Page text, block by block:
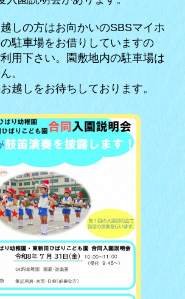
しの方はお向かいのSBSマイホ
駐車場をお借りしていますの
用下さい。園敷地内の駐車場は
。
越しをお待ちしております。